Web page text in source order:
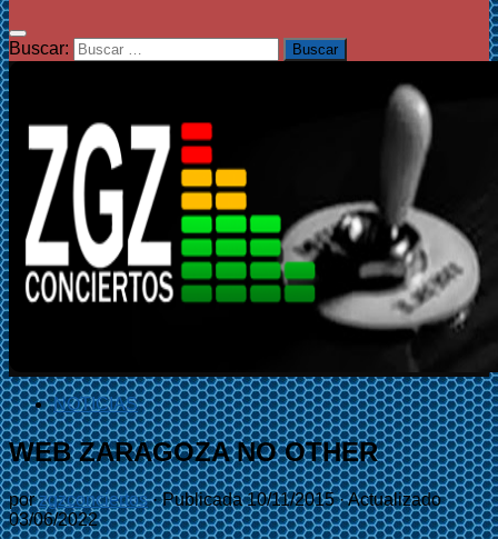
Buscar:
NOTICIAS
WEB ZARAGOZA NO OTHER
porzgzconciertos · Publicada10/11/2015· Actualizado
03/06/2022